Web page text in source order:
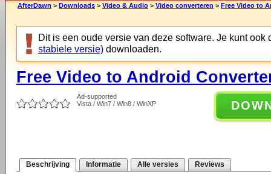
AfterDawn > Downloads > Video & Audio > Video converteren > Free Video to
Dit is een oude versie van deze software. Je kunt ook
stabiele versie) downloaden.
Free Video to Android
Ad-supported
Vista / Win7 / Win8 / WinXP
Beschrijving Informatie Alle versies Reviews